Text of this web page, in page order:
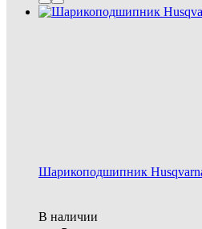
Шарикоподшипник
В наличии